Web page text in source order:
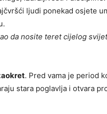
ljudi ponekad osjete
da nosite teret cijelog
. Pred vama je period
stara poglavlja i otvara